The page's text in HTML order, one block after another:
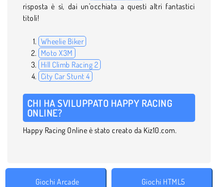
risposta è sì, dai un'occhiata a questi altri fantastici
titoli!
Wheelie Biker
Moto X3M
Hill Climb Racing 2
City Car Stunt 4
CHI HA SVILUPPATO HAPPY RACING
ONLINE?
Happy Racing Online è stato creato da Kiz10.com.
Giochi Arcade Giochi HTML5